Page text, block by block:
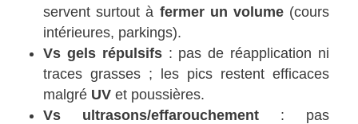
servent surtout à fermer un volume(cours
intérieures, parkings).
Vs gels répulsifs: pas de réapplication ni
traces grasses ; les pics restent efficaces
malgré UVet poussières.
Vs ultrasons/effarouchement: pas